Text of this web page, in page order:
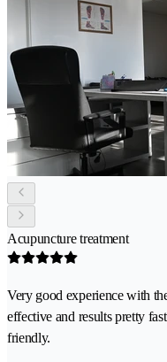
Acupuncture treatment
Very good experience with
effective and results pretty
friendly.